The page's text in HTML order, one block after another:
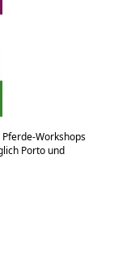
Workshops
Porto und